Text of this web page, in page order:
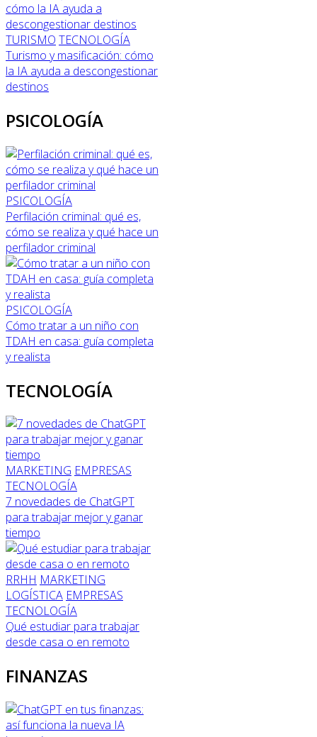
TURISMO TECNOLOGÍA
Turismo y masificación: cómo
la IA ayuda a descongestionar
destinos
PSICOLOGÍA
PSICOLOGÍA
Perfilación criminal: qué es,
cómo se realiza y qué hace un
perfilador criminal
PSICOLOGÍA
Cómo tratar a un niño con
TDAH en casa: guía completa
y realista
TECNOLOGÍA
MARKETING EMPRESAS
TECNOLOGÍA
7 novedades de ChatGPT
para trabajar mejor y ganar
tiempo
RRHH MARKETING
LOGÍSTICA EMPRESAS
TECNOLOGÍA
Qué estudiar para trabajar
desde casa o en remoto
FINANZAS